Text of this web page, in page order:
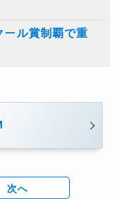
ル賞制覇で重
次へ